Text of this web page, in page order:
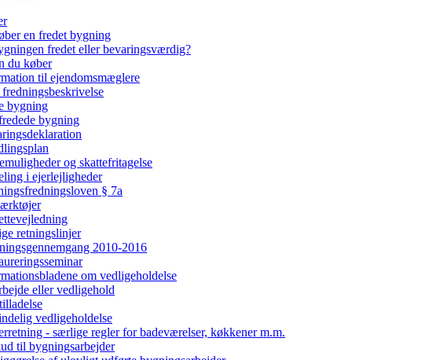
en fredet bygning
fredet eller bevaringsværdig?
du køber
til ejendomsmæglere
bygning
bygning
og skattefritagelse
i ejerlejligheder
§ 7a
retningslinjer
2010-2016
om vedligeholdelse
eller vedligehold
vedligeholdelse
- særlige regler for badeværelser, køkkener m.m.
til bygningsarbejder